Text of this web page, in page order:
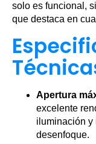
solo es funcional,
que destaca en
Apertura
excelente
iluminación y
desenfoque.